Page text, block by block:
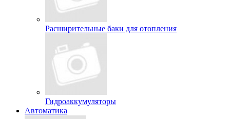
Расширительные баки для отопления
Гидроаккумуляторы
Автоматика